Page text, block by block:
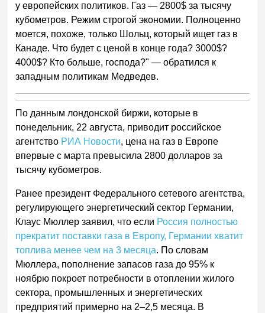
у европейских политиков. Газ — 2800$ за тысячу
кубометров. Режим строгой экономии. Полноценно
моется, похоже, только Шольц, который ищет газ в
Канаде. Что будет с ценой в конце года? 3000$?
4000$? Кто больше, господа?" — обратился к
западным политикам Медведев.
По данным лондонской биржи, которые в
понедельник, 22 августа, приводит российское
агентство РИА Новости, цена на газ в Европе
впервые с марта превысила 2800 долларов за
тысячу кубометров.
Ранее президент Федерального сетевого агентства,
регулирующего энергетический сектор Германии,
Клаус Мюллер заявил, что если Россия полностью
прекратит поставки газа в Европу, Германии хватит
топлива менее чем на 3 месяца. По словам
Мюллера, пополнение запасов газа до 95% к
ноябрю покроет потребности в отоплении жилого
сектора, промышленных и энергетических
предприятий примерно на 2–2,5 месяца. В